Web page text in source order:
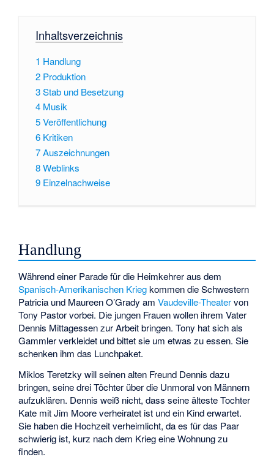
Inhaltsverzeichnis
1 Handlung
2 Produktion
3Stab und Besetzung
4 Musik
5Veröffentlichung
6 Kritiken
7Auszeichnungen
8Weblinks
9 Einzelnachweise
Handlung
Während einer Parade für die Heimkehrer aus dem
Spanisch-Amerikanischen Kriegkommen die Schwestern
Patricia und Maureen O’Grady amVaudeville-Theatervon
Tony Pastor vorbei. Die jungen Frauen wollen ihrem Vater
Dennis Mittagessen zur Arbeit bringen. Tony hat sich als
Gammler verkleidet und bittet sie um etwas zu essen. Sie
schenken ihm das Lunchpaket.
Miklos Teretzky will seinen alten Freund Dennis dazu
bringen, seine drei Töchter über die Unmoral von Männern
aufzuklären. Dennis weiß nicht, dass seine älteste Tochter
Kate mit Jim Moore verheiratet ist und ein Kind erwartet.
Sie haben die Hochzeit verheimlicht, da es für das Paar
schwierig ist, kurz nach dem Krieg eine Wohnung zu
finden.